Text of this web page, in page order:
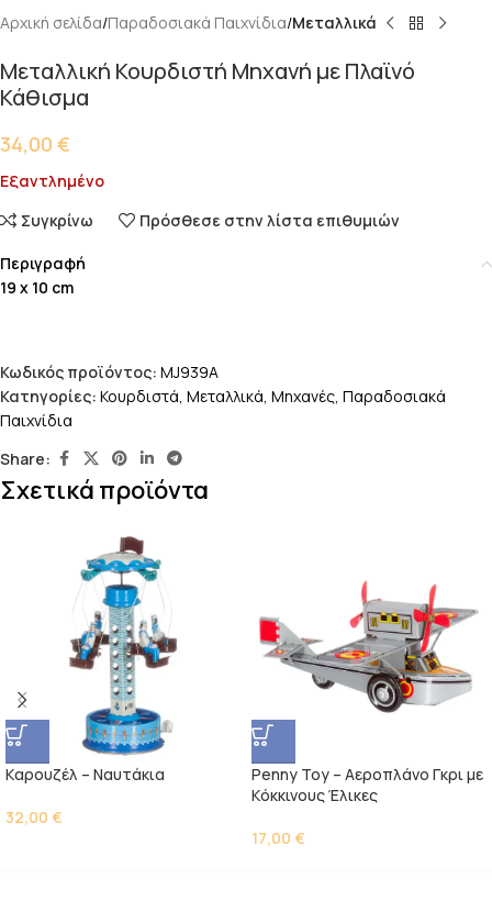
Αρχική σελίδα Παραδοσιακά Παιχνίδια Μεταλλικά
Μεταλλική Κουρδιστή Μηχανή με Πλαϊνό
Κάθισμα
34,00 €
Εξαντλημένο
Συγκρίνω
Πρόσθεσε στην λίστα επιθυμιών
Περιγραφή
19 x 10 cm
Κωδικός προϊόντος: MJ939A
Κατηγορίες: Κουρδιστά, Μεταλλικά, Μηχανές, Παραδοσιακά
Παιχνίδια
Share:
Σχετικά προϊόντα
Kαρουζέλ – Ναυτάκια
32,00 €
Penny Toy – Αεροπλάνο Γκρι με
Kόκκινους Έλικες
17,00 €